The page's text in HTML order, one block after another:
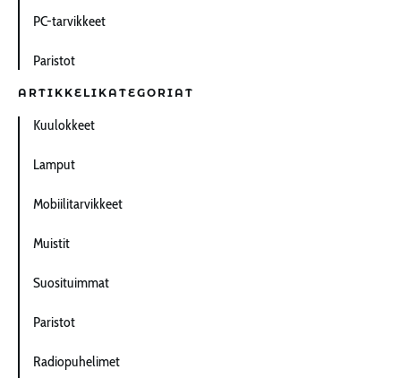
PC-tarvikkeet
Paristot
ARTIKKELIKATEGORIAT
Kuulokkeet
Lamput
Mobiilitarvikkeet
Muistit
Suosituimmat
Paristot
Radiopuhelimet